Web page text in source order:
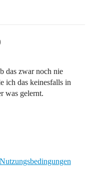
das zwar noch nie
ich das keinesfalls in
was gelernt.
Nutzungsbedingungen